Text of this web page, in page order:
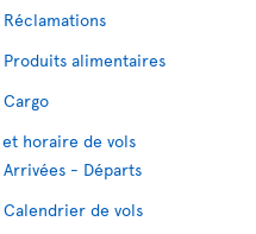
Réclamations
Produits alimentaires
Cargo
et horaire de vols
Arrivées - Départs
Calendrier de vols